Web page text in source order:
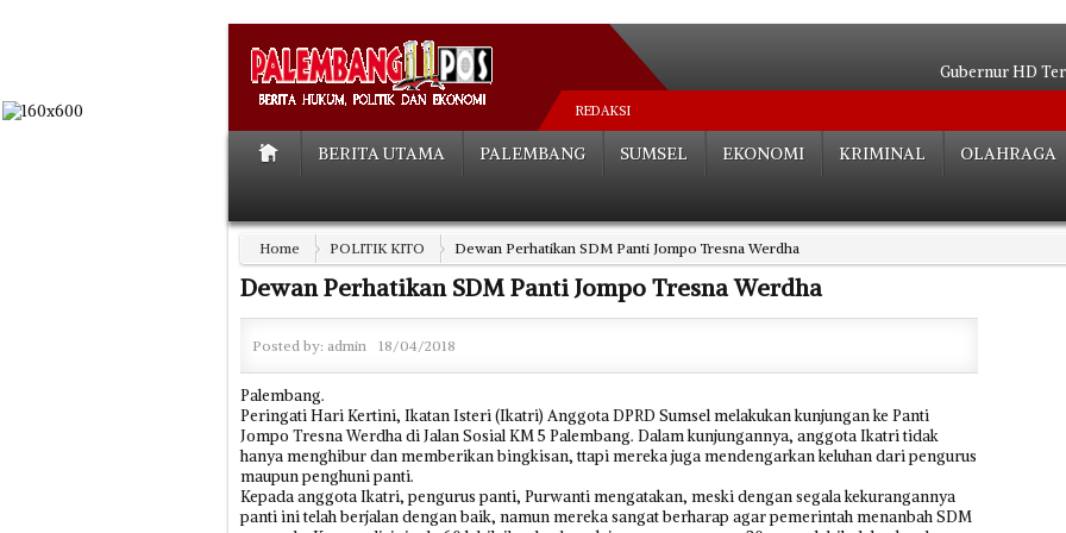
Gubernur HD
Cucu KH Zen Syukri
SAKIP Terbaik di Luar Pulau Jawa,
Bentuk Satgas, Targetkan Angka
HD Pastikan Atlet
REDAKSI
BERITA UTAMA PALEMBANG SUMSEL EKONOMI KRIMINAL OLAHRAGA
Home POLITIK KITO Dewan Perhatikan SDM Panti Jompo Tresna Werdha
Dewan Perhatikan SDM Panti Jompo Tresna Werdha
Posted by: admin 18/04/2018
Palembang.
Peringati Hari Kertini, Ikatan Isteri (Ikatri) Anggota DPRD Sumsel melakukan kunjungan ke Panti
Jompo Tresna Werdha di Jalan Sosial KM 5 Palembang. Dalam kunjungannya, anggota Ikatri tidak
hanya menghibur dan memberikan bingkisan, ttapi mereka juga mendengarkan keluhan dari pengurus
maupun penghuni panti.
Kepada anggota Ikatri, pengurus panti, Purwanti mengatakan, meski dengan segala kekurangannya
panti ini telah berjalan dengan baik, namun mereka sangat berharap agar pemerintah menanbah SDM